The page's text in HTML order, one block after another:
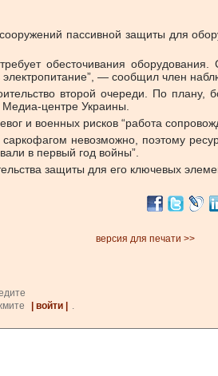
пассивной защиты для
обесточивания
электропитание”, — сообщил член
второй очереди. По
центре Украины.
и военных рисков “работа
невозможно, поэтому
в первый год войны”.
защиты для его ключевых
версия для печати >>
| войти |
.